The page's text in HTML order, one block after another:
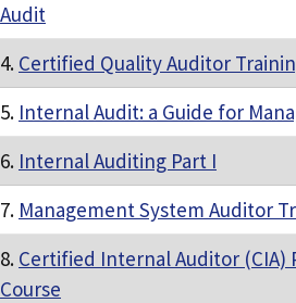
Audit
4. Certified Quality Auditor
5. Internal Audit: a Guide for
6. Internal Auditing Part I
7. Management System Auditor
8. Certified Internal Auditor (CIA)
Course